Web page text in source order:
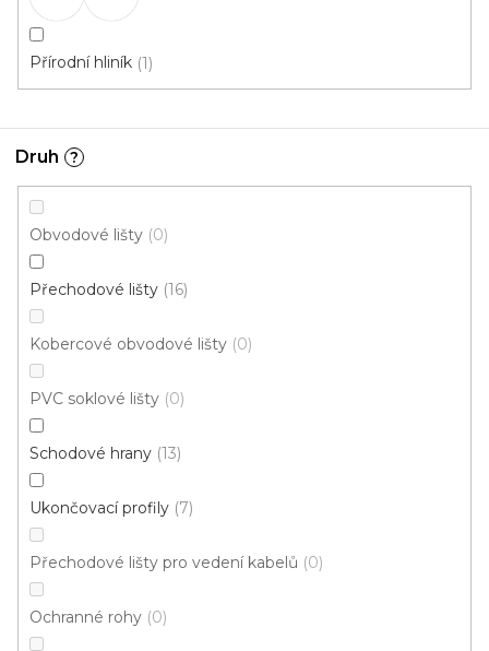
Přírodní hliník 1
Druh ?
Obvodové lišty 0
Přechodové lišty 16
Kobercové obvodové lišty 0
PVC soklové lišty 0
Schodové hrany 13
Ukončovací profily 7
Přechodové lišty pro vedení kabelů 0
Ochranné rohy 0
A 13 PŘECHODOVÉ LIŠTY - SAMOLEPÍCÍ, šíře 40
mm
od